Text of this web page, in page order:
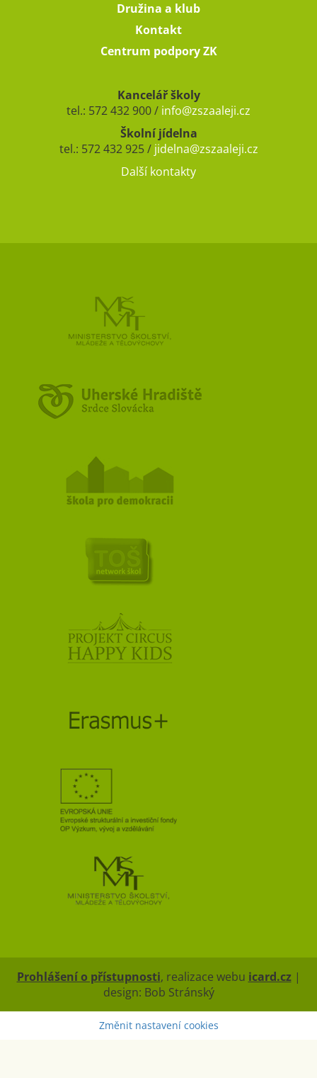
Družina a klub
Kontakt
Centrum podpory ZK
Kancelář školy
tel.: 572 432 900 / info@zszaaleji.cz
Školní jídelna
tel.: 572 432 925 / jidelna@zszaaleji.cz
Další kontakty
Prohlášení o přístupnosti, realizace webu icard.cz|
design: Bob Stránský
Změnit nastavení cookies